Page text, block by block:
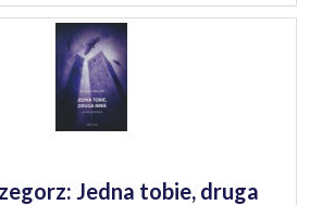
Jedna tobie, druga